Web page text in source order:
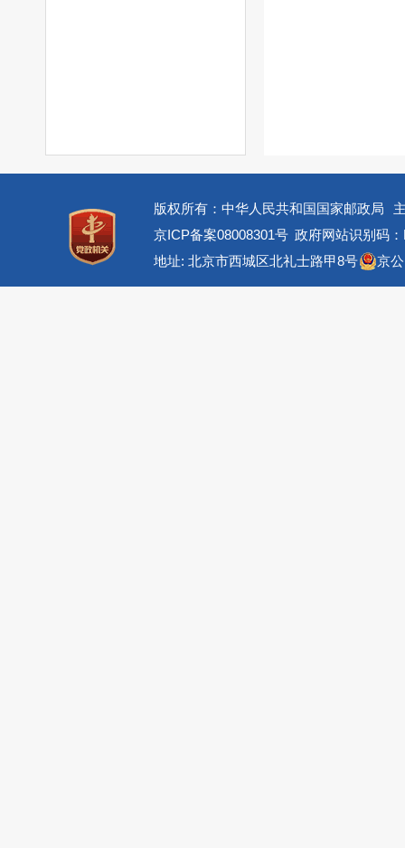
版权所有：中华人民共和国国家邮政局
京ICP备案08008301号 政府网站识别码
地址: 北京市西城区北礼士路甲8号
京